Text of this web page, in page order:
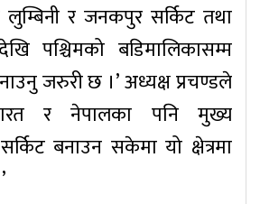
लुम्बिनी र जनकपुर सर्किट तथा
पश्चिमको बडिमालिकासम्म
जरुरी छ ।’ अध्यक्ष प्रचण्डले
र नेपालका पनि मुख्य
बनाउन सकेमा यो क्षेत्रमा